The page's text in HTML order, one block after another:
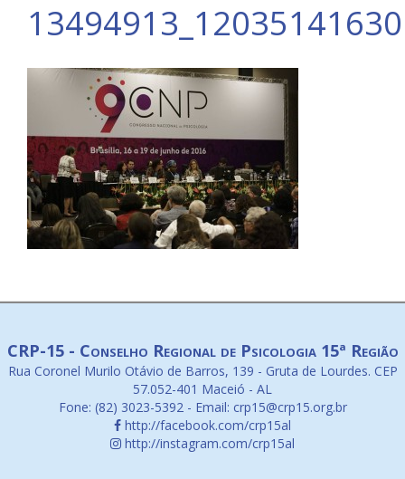
CRP-15 - Conselho Regional de Psicologia 15ª Região
Rua Coronel Murilo Otávio de Barros, 139 - Gruta de Lourdes. CEP
57.052-401 Maceió - AL
Fone: (82) 3023-5392 - Email: crp15@crp15.org.br
http://facebook.com/crp15al
http://instagram.com/crp15al